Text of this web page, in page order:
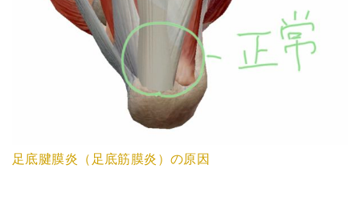
足底腱膜炎（足底筋膜炎）の原因